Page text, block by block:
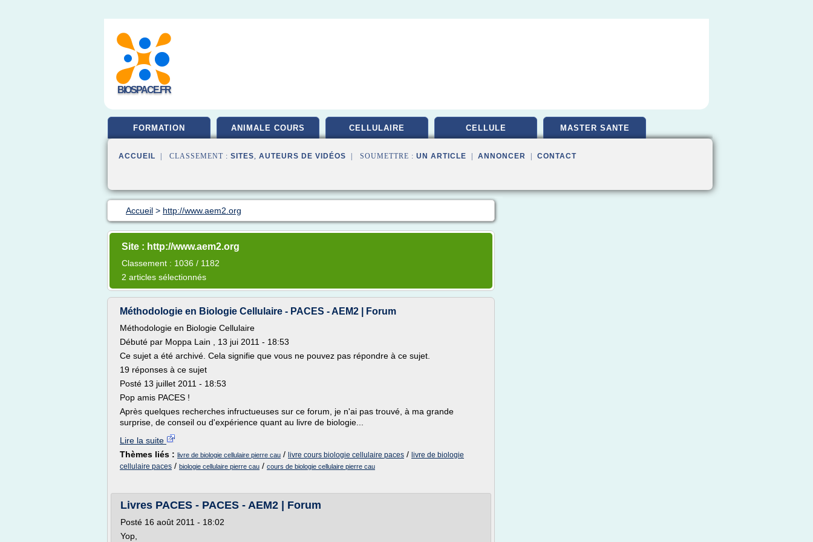
BIOSPACE.FR
FORMATION ANIMALE COURS CELLULAIRE CELLULE MASTER SANTE
ACCUEIL | CLASSEMENT : SITES, AUTEURS DE VIDÉOS | SOUMETTRE : UN ARTICLE ANNONCER CONTACT
Accueil > http://www.aem2.org
Site : http://www.aem2.org
Classement : 1036 / 1182
2 articles sélectionnés
Méthodologie en Biologie Cellulaire - PACES - AEM2 | Forum
Méthodologie en Biologie Cellulaire
Débuté par Moppa Lain , 13 jui 2011 - 18:53
Ce sujet a été archivé. Cela signifie que vous ne pouvez pas répondre à ce sujet.
19 réponses à ce sujet
Posté 13 juillet 2011 - 18:53
Pop amis PACES !
Après quelques recherches infructueuses sur ce forum, je n'ai pas trouvé, à ma grande
surprise, de conseil ou d'expérience quant au livre de biologie...
Lire la suite
Thèmes liés : livre de biologie cellulaire pierre cau / livre cours biologie cellulaire paces / livre de biologie
cellulaire paces / biologie cellulaire pierre cau / cours de biologie cellulaire pierre cau
Livres PACES - PACES - AEM2 | Forum
Posté 16 août 2011 - 18:02
Yop,